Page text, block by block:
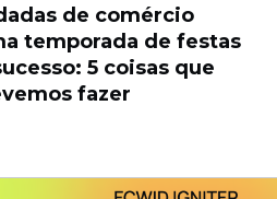
de comércio
temporada de festas
5 coisas que
fazer